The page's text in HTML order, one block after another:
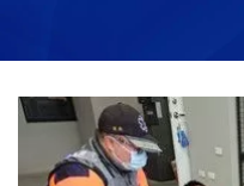
| 50년 이상
유 및 바이오
업체 | Nam